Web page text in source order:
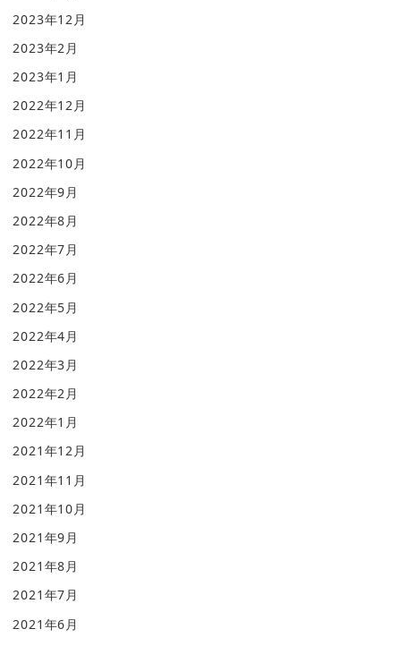
2023年12月
2023年2月
2023年1月
2022年12月
2022年11月
2022年10月
2022年9月
2022年8月
2022年7月
2022年6月
2022年5月
2022年4月
2022年3月
2022年2月
2022年1月
2021年12月
2021年11月
2021年10月
2021年9月
2021年8月
2021年7月
2021年6月